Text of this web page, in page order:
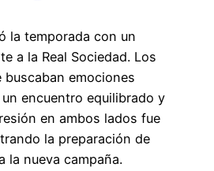
la temporada con un
a la Real Sociedad. Los
emociones
encuentro equilibrado y
en ambos lados fue
la preparación de
la nueva campaña.